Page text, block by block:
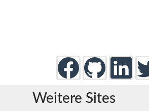
Weitere Sites